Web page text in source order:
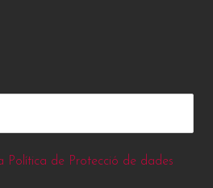
Política de Protecció de dades